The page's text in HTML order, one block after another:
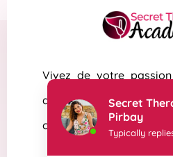
Vivez de votre
des milliers de
couples vers la joie, la
Secret
Pirbay
Typically